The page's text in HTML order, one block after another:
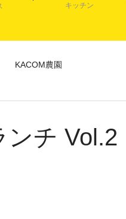
キッチン
KACOM農園
ンチ Vol.2